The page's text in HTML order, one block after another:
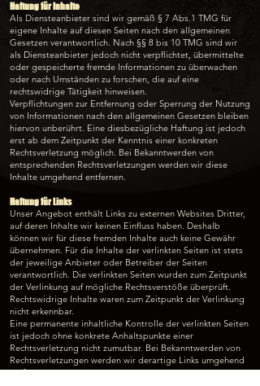
Haftung für Inhalte
Als Diensteanbieter sind wir gemäß § 7 Abs.1 TMG für
eigene Inhalte auf diesen Seiten nach den allgemeinen
Gesetzen verantwortlich. Nach §§ 8 bis 10 TMG sind wir
als Diensteanbieter jedoch nicht verpflichtet, übermittelte
oder gespeicherte fremde Informationen zu überwachen
oder nach Umständen zu forschen, die auf eine
rechtswidrige Tätigkeit hinweisen.
Verpflichtungen zur Entfernung oder Sperrung der Nutzung
von Informationen nach den allgemeinen Gesetzen bleiben
hiervon unberührt. Eine diesbezügliche Haftung ist jedoch
erst ab dem Zeitpunkt der Kenntnis einer konkreten
Rechtsverletzung möglich. Bei Bekanntwerden von
entsprechenden Rechtsverletzungen werden wir diese
Inhalte umgehend entfernen.
Haftung für Links
Unser Angebot enthält Links zu externen Websites Dritter,
auf deren Inhalte wir keinen Einfluss haben. Deshalb
können wir für diese fremden Inhalte auch keine Gewähr
übernehmen. Für die Inhalte der verlinkten Seiten ist stets
der jeweilige Anbieter oder Betreiber der Seiten
verantwortlich. Die verlinkten Seiten wurden zum Zeitpunkt
der Verlinkung auf mögliche Rechtsverstöße überprüft.
Rechtswidrige Inhalte waren zum Zeitpunkt der Verlinkung
nicht erkennbar.
Eine permanente inhaltliche Kontrolle der verlinkten Seiten
ist jedoch ohne konkrete Anhaltspunkte einer
Rechtsverletzung nicht zumutbar. Bei Bekanntwerden von
Rechtsverletzungen werden wir derartige Links umgehend
entfernen.